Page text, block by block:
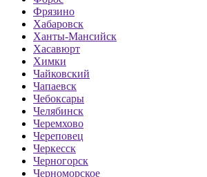
Фрязино
Хабаровск
Ханты-Мансийск
Хасавюрт
Химки
Чайковский
Чапаевск
Чебоксары
Челябинск
Черемхово
Череповец
Черкесск
Черногорск
Черноморское